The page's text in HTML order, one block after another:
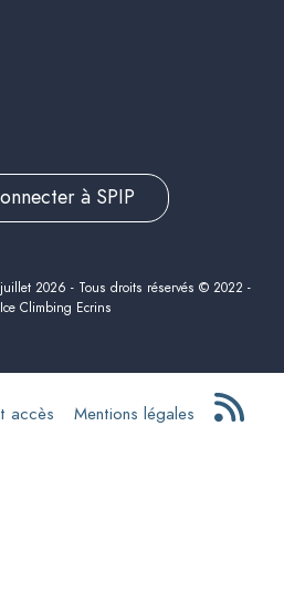
à SPIP
2026 - Tous droits réservés © 2022 -
Climbing Ecrins
accès Mentions légales